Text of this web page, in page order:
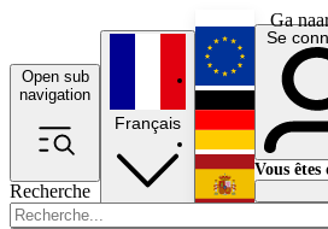
Ga
Open sub
navigation
Recherche
Français
English
Deutsch
Español
Se
Vous êtes